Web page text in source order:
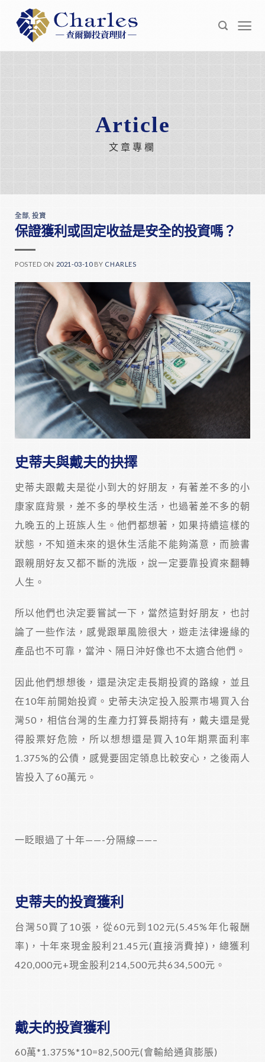
content
Article
文章專欄
全部 ,投資
保證獲利或固定收益是安全的投資嗎？
POSTED ON 2021-03-10BY CHARLES
史蒂夫與戴夫的抉擇
史蒂夫跟戴夫是從小到大的好朋友，有著差不多的小
康家庭背景，差不多的學校生活，也過著差不多的朝
九晚五的上班族人生。他們都想著，如果持續這樣的
狀態，不知道未來的退休生活能不能夠滿意，而臉書
跟親朋好友又都不斷的洗版，說一定要靠投資來翻轉
人生。
所以他們也決定要嘗試一下，當然這對好朋友，也討
論了一些作法，感覺跟單風險很大，遊走法律邊緣的
產品也不可靠，當沖、隔日沖好像也不太適合他們。
因此他們想想後，還是決定走長期投資的路線，並且
在10年前開始投資。史蒂夫決定投入股票市場買入台
灣50，相信台灣的生產力打算長期持有，戴夫還是覺
得股票好危險，所以想想還是買入10年期票面利率
1.375%的公債，感覺要固定領息比較安心，之後兩人
皆投入了60萬元。
一眨眼過了十年——-分隔線——–
史蒂夫的投資獲利
台灣50買了10張，從60元到102元(5.45%年化報酬
率)，十年來現金股利21.45元(直接消費掉)，總獲利
420,000元+現金股利214,500元共634,500元。
戴夫的投資獲利
60萬*1.375%*10=82,500元(會輸給通貨膨脹)